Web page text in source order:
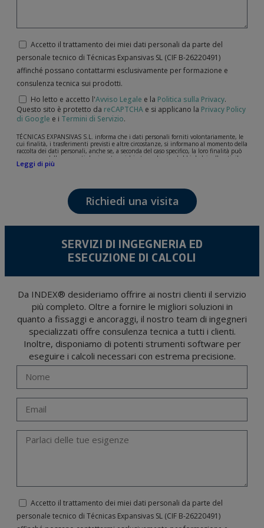
Accetto il trattamento dei miei dati personali da parte del
personale tecnico di Técnicas Expansivas SL (CIF B-­26220491)
affinché possano contattarmi esclusivamente per formazione e
consulenza tecnica sui prodotti.
Ho letto e accetto l'Avviso Legale e la Politica sulla Privacy.
Questo sito è protetto da reCAPTCHA e si applicano la Privacy Policy
di Google e i Termini di Servizio.
TÉCNICAS EXPANSIVAS S.L. informa che i dati personali forniti volontariamente, le
cui finalità, i trasferimenti previsti e altre circostanze, si informano al momento della
raccolta dei dati personali, anche se, a seconda del caso specifico, la loro finalità può
essere una delle seguenti: la risposta a richieste, reclami o dubbi da lei sollevati, il
mantenimento della relazione stabilita, la gestione integrale e commerciale dei
I dati contenuti nei nostri archivi sono assolutamente confidenziali e saranno
trattati con la massima riservatezza e nel rispetto di tutti i requisiti del
Regolamento Generale sulla Protezione dei Dati (GDPR) del 27 aprile 2016. I dati
rimarranno registrati nei nostri archivi per il tempo necessario allo scopo per il quale
Si raccomanda di non inviare dati personali di alto livello secondo la legislazione
sulla protezione dei dati, come quelli relativi alla salute, poiché non vengono
criptati né codificati. Quindi, la responsabilità è di chi li invia.
Gli utenti possono in qualsiasi momento esercitare i loro diritti di accesso, rettifica,
conformità con le disposizioni del regolamento generale sulla protezione dei dati
(GDPR) del 27 aprile 2016 inviando una lettera al responsabile del trattamento:
Valentín Gómez, Direttore, insieme a una fotocopia della sua carta d'identità, a
TÉCNICAS EXPANSIVAS SL | P.I. La Portalada II | c/ Segador 13, 26006 | Logroño (La
Rioja) o inviando un’email al seguente indirizzo info@indexfix.com.
Leggi di più
Richiedi una visita
SERVIZI DI INGEGNERIA ED
ESECUZIONE DI CALCOLI
Da INDEX® desideriamo offrire ai nostri clienti il servizio
più completo. Oltre a fornire le migliori soluzioni in
quanto a fissaggi e ancoraggi, il nostro team di ingegneri
specializzati offre consulenza tecnica a tutti i clienti.
Inoltre, disponiamo di potenti strumenti software per
eseguire i calcoli necessari con estrema precisione.
Accetto il trattamento dei miei dati personali da parte del
personale tecnico di Técnicas Expansivas SL (CIF B-­26220491)